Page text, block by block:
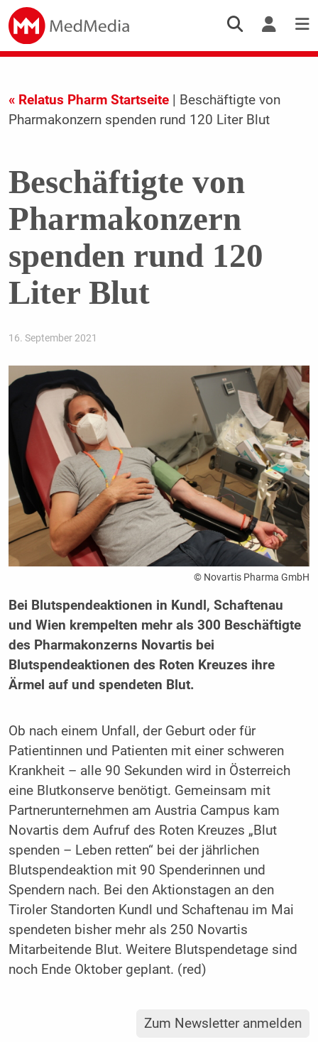
« Relatus Pharm Startseite| Beschäftigte von
Pharmakonzern spenden rund 120 Liter Blut
Beschäftigte von
Pharmakonzern
spenden rund 120
Liter Blut
16. September 2021
© Novartis Pharma GmbH
Bei Blutspendeaktionen in Kundl, Schaftenau
und Wien krempelten mehr als 300 Beschäftigte
des Pharmakonzerns Novartis bei
Blutspendeaktionen des Roten Kreuzes ihre
Ärmel auf und spendeten Blut.
Ob nach einem Unfall, der Geburt oder für
Patientinnen und Patienten mit einer schweren
Krankheit – alle 90 Sekunden wird in Österreich
eine Blutkonserve benötigt. Gemeinsam mit
Partnerunternehmen am Austria Campus kam
Novartis dem Aufruf des Roten Kreuzes „Blut
spenden – Leben retten“ bei der jährlichen
Blutspendeaktion mit 90 Spenderinnen und
Spendern nach. Bei den Aktionstagen an den
Tiroler Standorten Kundl und Schaftenau im Mai
spendeten bisher mehr als 250 Novartis
Mitarbeitende Blut. Weitere Blutspendetage sind
noch Ende Oktober geplant. (red)
Zum Newsletter anmelden